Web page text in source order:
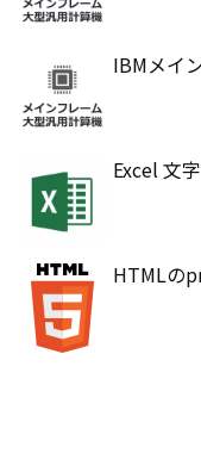
IBMメイ
Excel 文
HTMLの